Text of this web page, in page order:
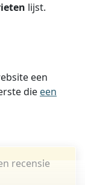
lijst.
een
die een
recensie